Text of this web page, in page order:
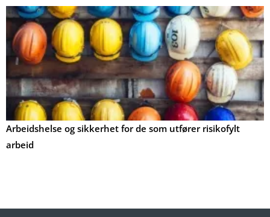
Arbeidshelse og sikkerhet for de som utfører risikofylt
arbeid